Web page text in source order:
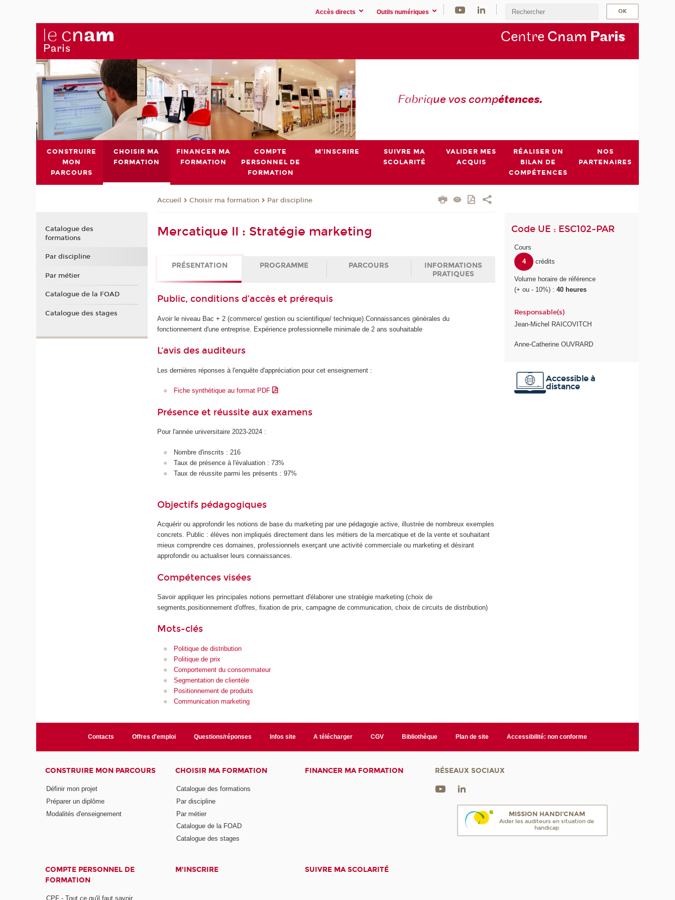
Accès directs Outils numériques
Centre Cnam Paris
Fabrique vos compétences.
CONSTRUIRE
MON
PARCOURS
CHOISIR MA
FORMATION
FINANCER MA
FORMATION
COMPTE
PERSONNEL DE
FORMATION
M'INSCRIRE
SUIVRE MA
SCOLARITÉ
VALIDER MES
ACQUIS
RÉALISER UN
BILAN DE
COMPÉTENCES
NOS
PARTENAIRES
Accueil Choisir ma formation Par discipline
Mercatique II : Stratégie marketing
PRÉSENTATION PROGRAMME PARCOURS
INFORMATIONS
PRATIQUES
Public, conditions d’accès et prérequis
Avoir le niveau Bac + 2 (commerce/ gestion ou scientifique/ technique).Connaissances générales du
fonctionnement d'une entreprise. Expérience professionnelle minimale de 2 ans souhaitable
L'avis des auditeurs
Les dernières réponses à l'enquête d'appréciation pour cet enseignement :
Fiche synthétique au format PDF
Présence et réussite aux examens
Pour l'année universitaire 2023-2024 :
Nombre d'inscrits : 216
Taux de présence à l'évaluation : 73%
Taux de réussite parmi les présents : 97%
Objectifs pédagogiques
Acquérir ou approfondir les notions de base du marketing par une pédagogie active, illustrée de nombreux exemples
concrets. Public : élèves non impliqués directement dans les métiers de la mercatique et de la vente et souhaitant
mieux comprendre ces domaines, professionnels exerçant une activité commerciale ou marketing et désirant
approfondir ou actualiser leurs connaissances.
Compétences visées
Savoir appliquer les principales notions permettant d'élaborer une stratégie marketing (choix de
segments,positionnement d'offres, fixation de prix, campagne de communication, choix de circuits de distribution)
Mots-clés
Politique de distribution
Politique de prix
Comportement du consommateur
Segmentation de clientèle
Positionnement de produits
Communication marketing
Code UE : ESC102-PAR
Cours
4
crédits
Volume horaire de référence
(+ ou - 10%) :40 heures
Responsable(s)
Jean-Michel RAICOVITCH
Anne-Catherine OUVRARD
Accessible à
distance
Catalogue des
formations
Par discipline
Par métier
Catalogue de la FOAD
Catalogue des stages
Contacts Offres d'emploi Questions/réponses Infos site A télécharger CGV Bibliothèque Plan de site Accessibilité: non conforme
CONSTRUIRE MON PARCOURS
Définir mon projet
Préparer un diplôme
Modalités d'enseignement
CHOISIR MA FORMATION
Catalogue des formations
Par discipline
Par métier
Catalogue de la FOAD
Catalogue des stages
FINANCER MA FORMATION
COMPTE PERSONNEL DE
FORMATION
CPF - Tout ce qu'il faut savoir
M'INSCRIRE SUIVRE MA SCOLARITÉ
RÉSEAUX SOCIAUX
MISSION HANDI'CNAM
Aider les auditeurs en situation de
handicap